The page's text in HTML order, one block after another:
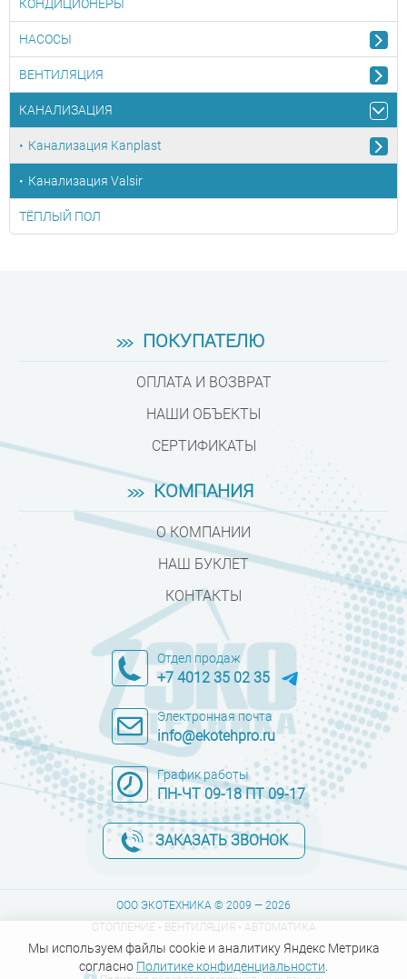
КОНДИЦИОНЕРЫ
НАСОСЫ
ВЕНТИЛЯЦИЯ
КАНАЛИЗАЦИЯ
Канализация Kanplast
Канализация Valsir
ТЁПЛЫЙ ПОЛ
ПОКУПАТЕЛЮ
ОПЛАТА И ВОЗВРАТ
НАШИ ОБЪЕКТЫ
СЕРТИФИКАТЫ
КОМПАНИЯ
О КОМПАНИИ
НАШ БУКЛЕТ
КОНТАКТЫ
Отдел продаж
+7 4012 35 02 35
Электронная почта
info@ekotehpro.ru
График работы
ПН-ЧТ 09-18 ПТ 09-17
ЗАКАЗАТЬ ЗВОНОК
ООО ЭКОТЕХНИКА © 2009 — 2026
ОТОПЛЕНИЕ • ВЕНТИЛЯЦИЯ • АВТОМАТИКА
Мы используем файлы cookie и аналитику Яндекс Метрика
согласно Политике конфиденциальности